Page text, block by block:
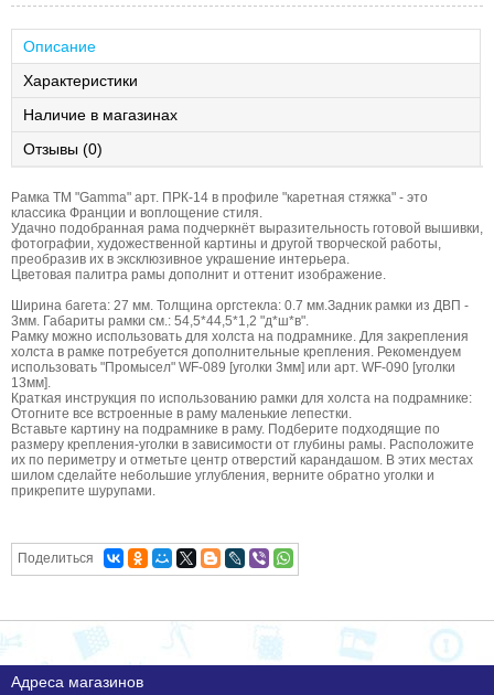
Описание
Характеристики
Наличие в магазинах
Отзывы (0)
Рамка ТМ "Gamma" арт. ПРК-14 в профиле "каретная стяжка" - это
классика Франции и воплощение стиля.
Удачно подобранная рама подчеркнёт выразительность готовой вышивки,
фотографии, художественной картины и другой творческой работы,
преобразив их в эксклюзивное украшение интерьера.
Цветовая палитра рамы дополнит и оттенит изображение.
Ширина багета: 27 мм. Толщина оргстекла: 0.7 мм.Задник рамки из ДВП -
3мм. Габариты рамки см.: 54,5*44,5*1,2 "д*ш*в".
Рамку можно использовать для холста на подрамнике. Для закрепления
холста в рамке потребуется дополнительные крепления. Рекомендуем
использовать "Промысел" WF-089 [уголки 3мм] или арт. WF-090 [уголки
13мм].
Краткая инструкция по использованию рамки для холста на подрамнике:
Отогните все встроенные в раму маленькие лепестки.
Вставьте картину на подрамнике в раму. Подберите подходящие по
размеру крепления-уголки в зависимости от глубины рамы. Расположите
их по периметру и отметьте центр отверстий карандашом. В этих местах
шилом сделайте небольшие углубления, верните обратно уголки и
прикрепите шурупами.
Поделиться
Адреса магазинов